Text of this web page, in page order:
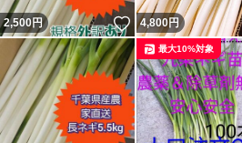
2,500円 いいね！
4,800円
最大10%対象